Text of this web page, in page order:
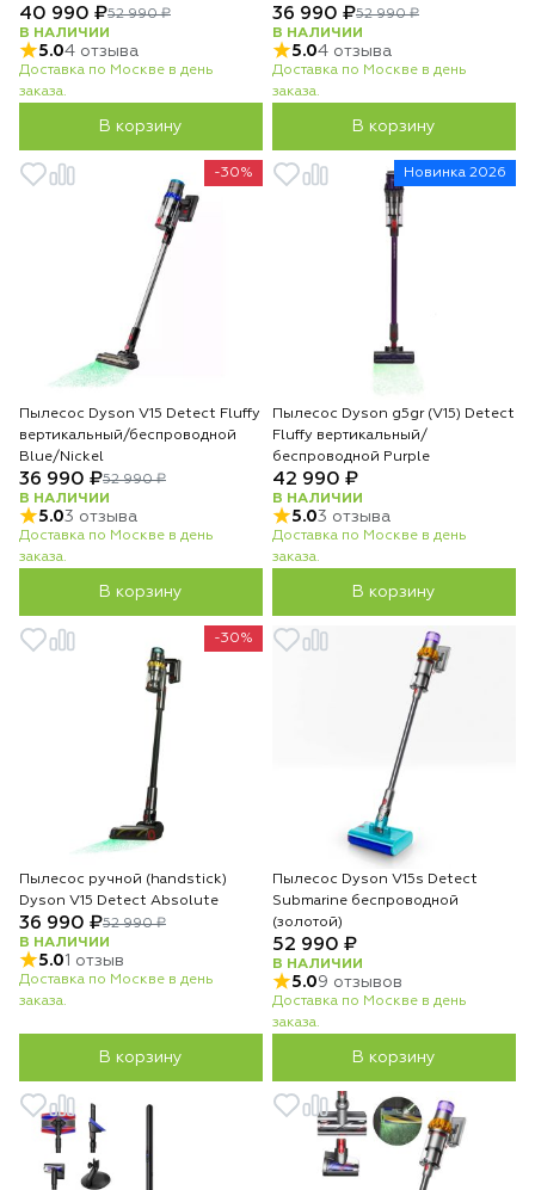
40 990 ₽52 990 ₽
В НАЛИЧИИ
5.04 отзыва
Доставка по Москве в день
заказа.
В корзину
36 990 ₽52 990 ₽
В НАЛИЧИИ
5.04 отзыва
Доставка по Москве в день
заказа.
В корзину
-30%
Пылесос Dyson V15 Detect Fluffy
вертикальный/беспроводной
Blue/Nickel
36 990 ₽52 990 ₽
В НАЛИЧИИ
5.03 отзыва
Доставка по Москве в день
заказа.
В корзину
Новинка 2026
Пылесос Dyson g5gr (V15) Detect
Fluffy вертикальный/
беспроводной Purple
42 990 ₽
В НАЛИЧИИ
5.03 отзыва
Доставка по Москве в день
заказа.
В корзину
-30%
Пылесос ручной (handstick)
Dyson V15 Detect Absolute
36 990 ₽52 990 ₽
В НАЛИЧИИ
5.01 отзыв
Доставка по Москве в день
заказа.
В корзину
Пылесос Dyson V15s Detect
Submarine беспроводной
(золотой)
52 990 ₽
В НАЛИЧИИ
5.09 отзывов
Доставка по Москве в день
заказа.
В корзину